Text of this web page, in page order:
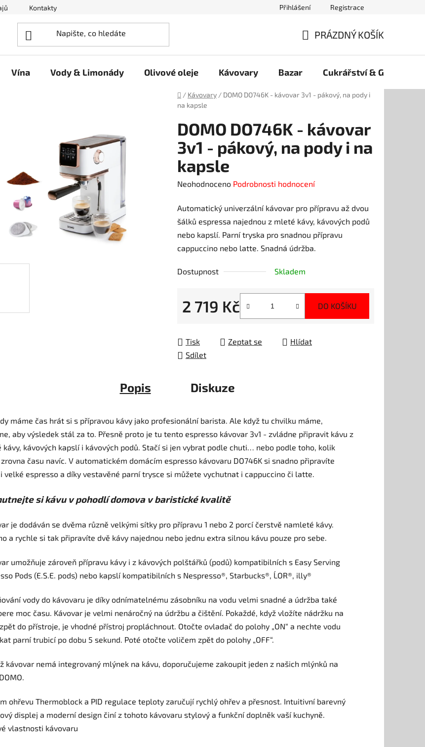
Kontakty Přihlášení Registrace
KOŠÍK
PRÁZDNÝ KOŠÍK
Vína Vody & Limonády Olivové oleje Kávovary Bazar Cukrářství & Gelato
Domů
/ Kávovary / DOMO DO746K - kávovar 3v1 - pákový, na pody i
na kapsle
DOMO DO746K - kávovar
3v1 - pákový, na pody i na
kapsle
Průměrné
produktu
je
0,0
z
hvězdiček.
Neohodnoceno Podrobnosti hodnocení
Automatický univerzální kávovar pro přípravu až dvou
šálků espressa najednou z mleté kávy, kávových podů
nebo kapslí. Parní tryska pro snadnou přípravu
cappuccino nebo latte. Snadná údržba.
Dostupnost Skladem
2 719 Kč DO KOŠÍKU
Tisk Zeptat se
Hlídat
Sdílet
Popis Diskuze
máme čas hrát si s přípravou kávy jako profesionální barista. Ale když tu chvilku máme,
aby výsledek stál za to. Přesně proto je tu tento espresso kávovar 3v1 - zvládne připravit kávu z
kávy, kávových kapslí i kávových podů. Stačí si jen vybrat podle chuti… nebo podle toho, kolik
času navíc. V automatickém domácím espresso kávovaru DO746K si snadno připravíte
velké espresso a díky vestavěné parní trysce si můžete vychutnat i cappuccino či latte.
si kávu v pohodlí domova v baristické kvalitě
je dodáván se dvěma různě velkými sítky pro přípravu 1 nebo 2 porcí čerstvě namleté kávy.
a rychle si tak připravíte dvě kávy najednou nebo jednu extra silnou kávu pouze pro sebe.
umožňuje zároveň přípravu kávy i z kávových polštářků (podů) kompatibilních s Easy Serving
Pods (E.S.E. pods) nebo kapslí kompatibilních s Nespresso®, Starbucks®, L´OR®, illy®
vody do kávovaru je díky odnímatelnému zásobníku na vodu velmi snadné a údržba také
moc času. Kávovar je velmi nenáročný na údržbu a čištění. Pokaždé, když vložíte nádržku na
do přístroje, je vhodné přístroj propláchnout. Otočte ovladač do polohy „ON“ a nechte vodu
parní trubicí po dobu 5 sekund. Poté otočte voličem zpět do polohy „OFF“.
kávovar nemá integrovaný mlýnek na kávu, doporučujeme zakoupit jeden z našich mlýnků na
ohřevu Thermoblock a PID regulace teploty zaručují rychlý ohřev a přesnost. Intuitivní barevný
displej a moderní design činí z tohoto kávovaru stylový a funkční doplněk vaší kuchyně.
vlastnosti kávovaru